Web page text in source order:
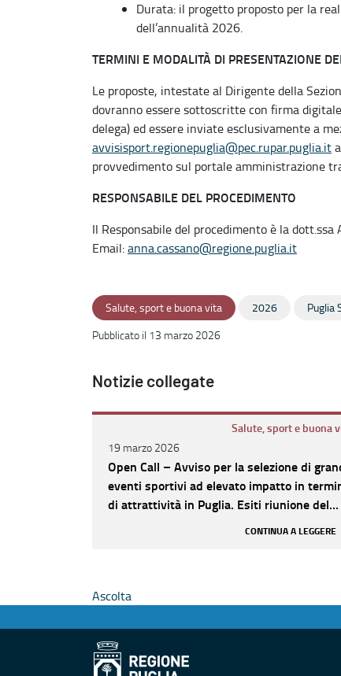
Durata: il progetto proposto per la
dell’annualità 2026.
TERMINI E MODALITÀ DI PRESENTAZIONE
Le proposte, intestate al Dirigente della
dovranno essere sottoscritte con firma
delega) ed essere inviate esclusivamente a
avvisisport.regionepuglia@pec.rupar.puglia.it
provvedimento sul portale amministrazione
RESPONSABILE DEL PROCEDIMENTO
Il Responsabile del procedimento è la dott.ssa
Email:anna.cassano@regione.puglia.it
Salute, sport e buona vita 2026
Puglia
Pubblicato il 13 marzo 2026
Notizie collegate
Salute, sport e buona
19 marzo 2026
Open Call – Avviso per la selezione di
eventi sportivi ad elevato impatto in
di attrattività in Puglia. Esiti riunione del
CONTINUA A LEGGERE
Ascolta